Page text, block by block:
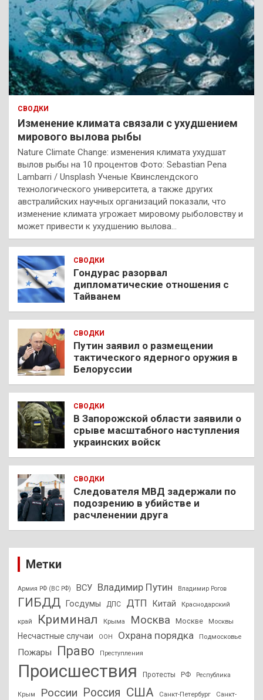
СВОДКИ
Изменение климата связали с ухудшением
мирового вылова рыбы
Nature Climate Change: изменения климата ухудшат
вылов рыбы на 10 процентов Фото: Sebastian Pena
Lambarri / Unsplash Ученые Квинслендского
технологического университета, а также других
австралийских научных организаций показали, что
изменение климата угрожает мировому рыболовству и
может привести к ухудшению вылова…
СВОДКИ
Гондурас разорвал
дипломатические отношения с
Тайванем
СВОДКИ
Путин заявил о размещении
тактического ядерного оружия в
Белоруссии
СВОДКИ
В Запорожской области заявили о
срыве масштабного наступления
украинских войск
СВОДКИ
Следователя МВД задержали по
подозрению в убийстве и
расчленении друга
Метки
Армия РФ (ВС РФ) ВСУ Владимир Путин Владимир Рогов
ГИБДД Госдумы ДПС ДТП Китай Краснодарский
край Криминал Крыма Москва Москве Москвы
Несчастные случаи ООН Охрана порядка Подмосковье
Пожары Право Преступления
Происшествия Протесты РФ Республика
Крым России Россия США Санкт-Петербург
Санкт-